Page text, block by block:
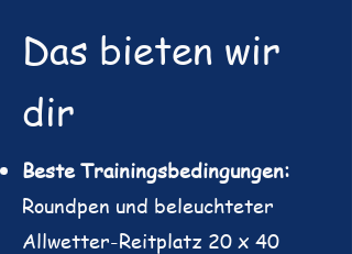
Das bieten wir
dir
Beste Trainingsbedingungen:
Roundpen und beleuchteter
Allwetter-Reitplatz 20 x 40